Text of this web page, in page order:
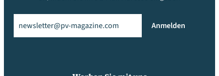
Anmelden